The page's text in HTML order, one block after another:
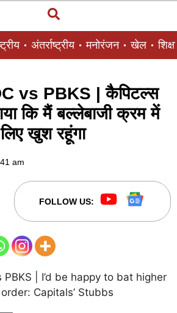
अंतर्राष्ट्रीय मनोरंजन खेल शिक्षा
vs PBKS | कैपिटल्स
कि मैं बल्लेबाजी क्रम में
खुश रहूंगा
am
FOLLOW US: